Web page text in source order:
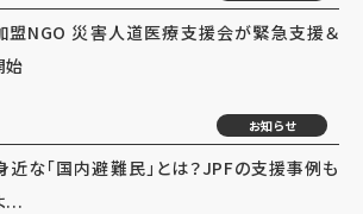
盟NGO 災害人道医療支援会が緊急支援＆
始
お知らせ
近な「国内避難民」とは？JPFの支援事例も
...